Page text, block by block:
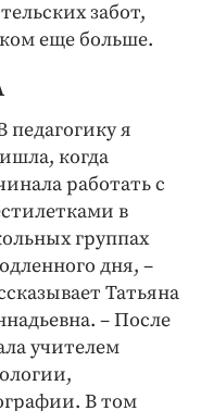
забот,
еще больше.
педагогику я
когда
работать с
в
группах
дня, –
Татьяна
– После
учителем
В том